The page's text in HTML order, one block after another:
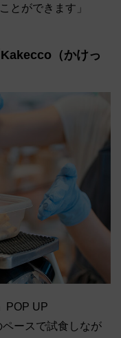
とができます」
（かけっ
POP UP
ースで試食しなが